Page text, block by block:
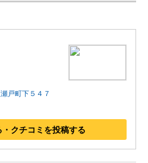
戸町下５４７
クチコミを投稿する